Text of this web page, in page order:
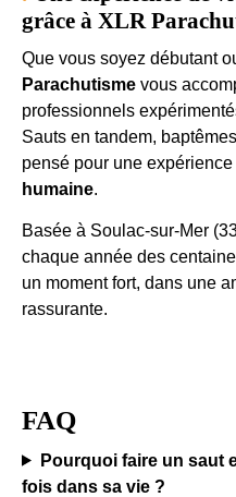
grâce à XLR
Que vous soyez débutant
Parachutisme vous
professionnels
Sauts en tandem,
pensé pour une expérience
humaine.
Basée à Soulac-sur-Mer
chaque année des
un moment fort, dans une
rassurante.
FAQ
Pourquoi faire un saut
fois dans sa vie ?